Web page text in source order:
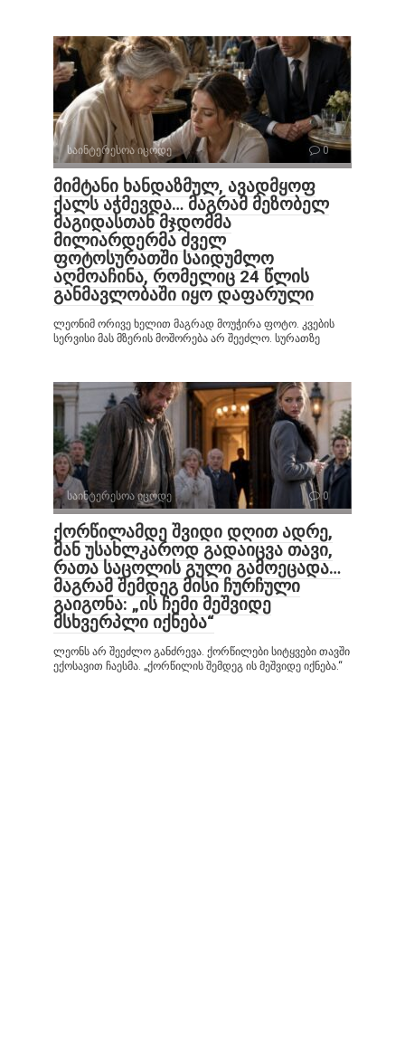
საინტერესოა იცოდე 0
მიმტანი ხანდაზმულ, ავადმყოფ
ქალს აჭმევდა… მაგრამ მეზობელ
მაგიდასთან მჯდომმა
მილიარდერმა ძველ
ფოტოსურათში საიდუმლო
აღმოაჩინა, რომელიც 24 წლის
განმავლობაში იყო დაფარული
ლეონიმ ორივე ხელით მაგრად მოუჭირა ფოტო. კვების
სერვისი მას მზერის მოშორება არ შეეძლო. სურათზე
საინტერესოა იცოდე 0
ქორწილამდე შვიდი დღით ადრე,
მან უსახლკაროდ გადაიცვა თავი,
რათა საცოლის გული გამოეცადა…
მაგრამ შემდეგ მისი ჩურჩული
გაიგონა: „ის ჩემი მეშვიდე
მსხვერპლი იქნება“
ლეონს არ შეეძლო განძრევა. ქორწილები სიტყვები თავში
ექოსავით ჩაესმა. „ქორწილის შემდეგ ის მეშვიდე იქნება.“